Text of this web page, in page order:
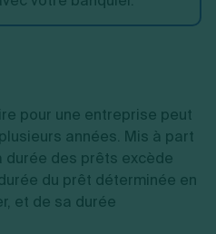
pour une entreprise peut
années. Mis à part
des prêts excède
du prêt déterminée en
et de sa durée